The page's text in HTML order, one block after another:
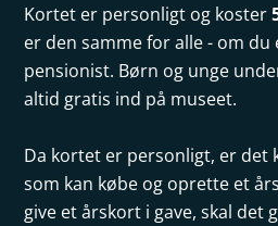
Kortet er personligt og koster
er den samme for alle - om du
pensionist. Børn og unge
altid gratis ind på museet.
Da kortet er personligt, er det
som kan købe og oprette et
give et årskort i gave, skal det